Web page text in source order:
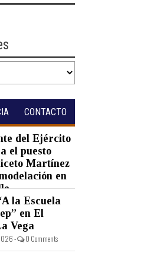
CONTACTO
del Ejército
el puesto
Martínez
en
la Escuela
en El
Vega
- 0 Comments